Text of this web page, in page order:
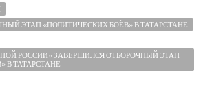
ЭТАП «ПОЛИТИЧЕСКИХ БОЁВ» В ТАТАРСТАНЕ
РОССИИ» ЗАВЕРШИЛСЯ ОТБОРОЧНЫЙ ЭТАП
В ТАТАРСТАНЕ